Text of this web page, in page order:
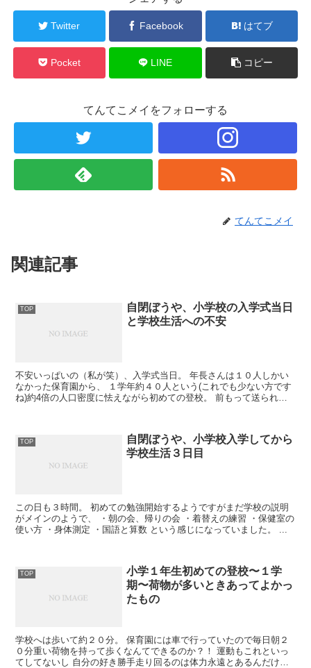
Twitter Facebook はてブ
Pocket LINE コピー
てんてこメイをフォローする
てんてこメイ
関連記事
TOP
自閉ぼうや、小学校の入学式当日
と学校生活への不安
不安いっぱいの（私が笑）、入学式当日。 年長さんは１０人しかい
なかった保育園から、 １学年約４０人という(これでも少ない方です
ね)約4倍の人口密度に怯えながら初めての登校。 前もって送られて
TOP
自閉ぼうや、小学校入学してから
学校生活３日目
この日も３時間。 初めての勉強開始するようですがまだ学校の説明
がメインのようで、 ・朝の会、帰りの会 ・着替えの練習 ・保健室の
使い方 ・身体測定 ・国語と算数 という感じになっていました。 ...
TOP
小学１年生初めての登校〜１学
期〜荷物が多いときあってよかっ
たもの
学校へは歩いて約２０分。 保育園には車で行っていたので毎日朝２
０分重い荷物を持って歩くなんてできるのか？！ 運動もこれといっ
てしてないし 自分の好き勝手走り回るのは体力永遠とあるんだけ